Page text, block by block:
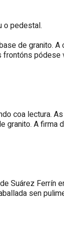
o pedestal.
de granito.
pódese
coa lectura.
granito. A firma
Suárez Ferrín
sen